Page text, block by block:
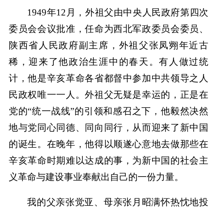
1949年12月，外祖父由中央人民政府第四次
委员会会议批准，任命为西北军政委员会委员、
陕西省人民政府副主席，外祖父张凤翙年近古
稀，迎来了他政治生涯中的春天。有人做过统
计，他是辛亥革命各省都督中参加中共领导之人
民政权唯一一人。外祖父无疑是幸运的，正是在
党的“统一战线”的引领和感召之下，他毅然决然
地与党同心同德、同向同行，从而迎来了新中国
的诞生。在晚年，他得以顺遂心意地去做那些在
辛亥革命时期难以达成的事，为新中国的社会主
义革命与建设事业奉献出自己的一份力量。
我的父亲张觉亚、母亲张月昭满怀热忱地投